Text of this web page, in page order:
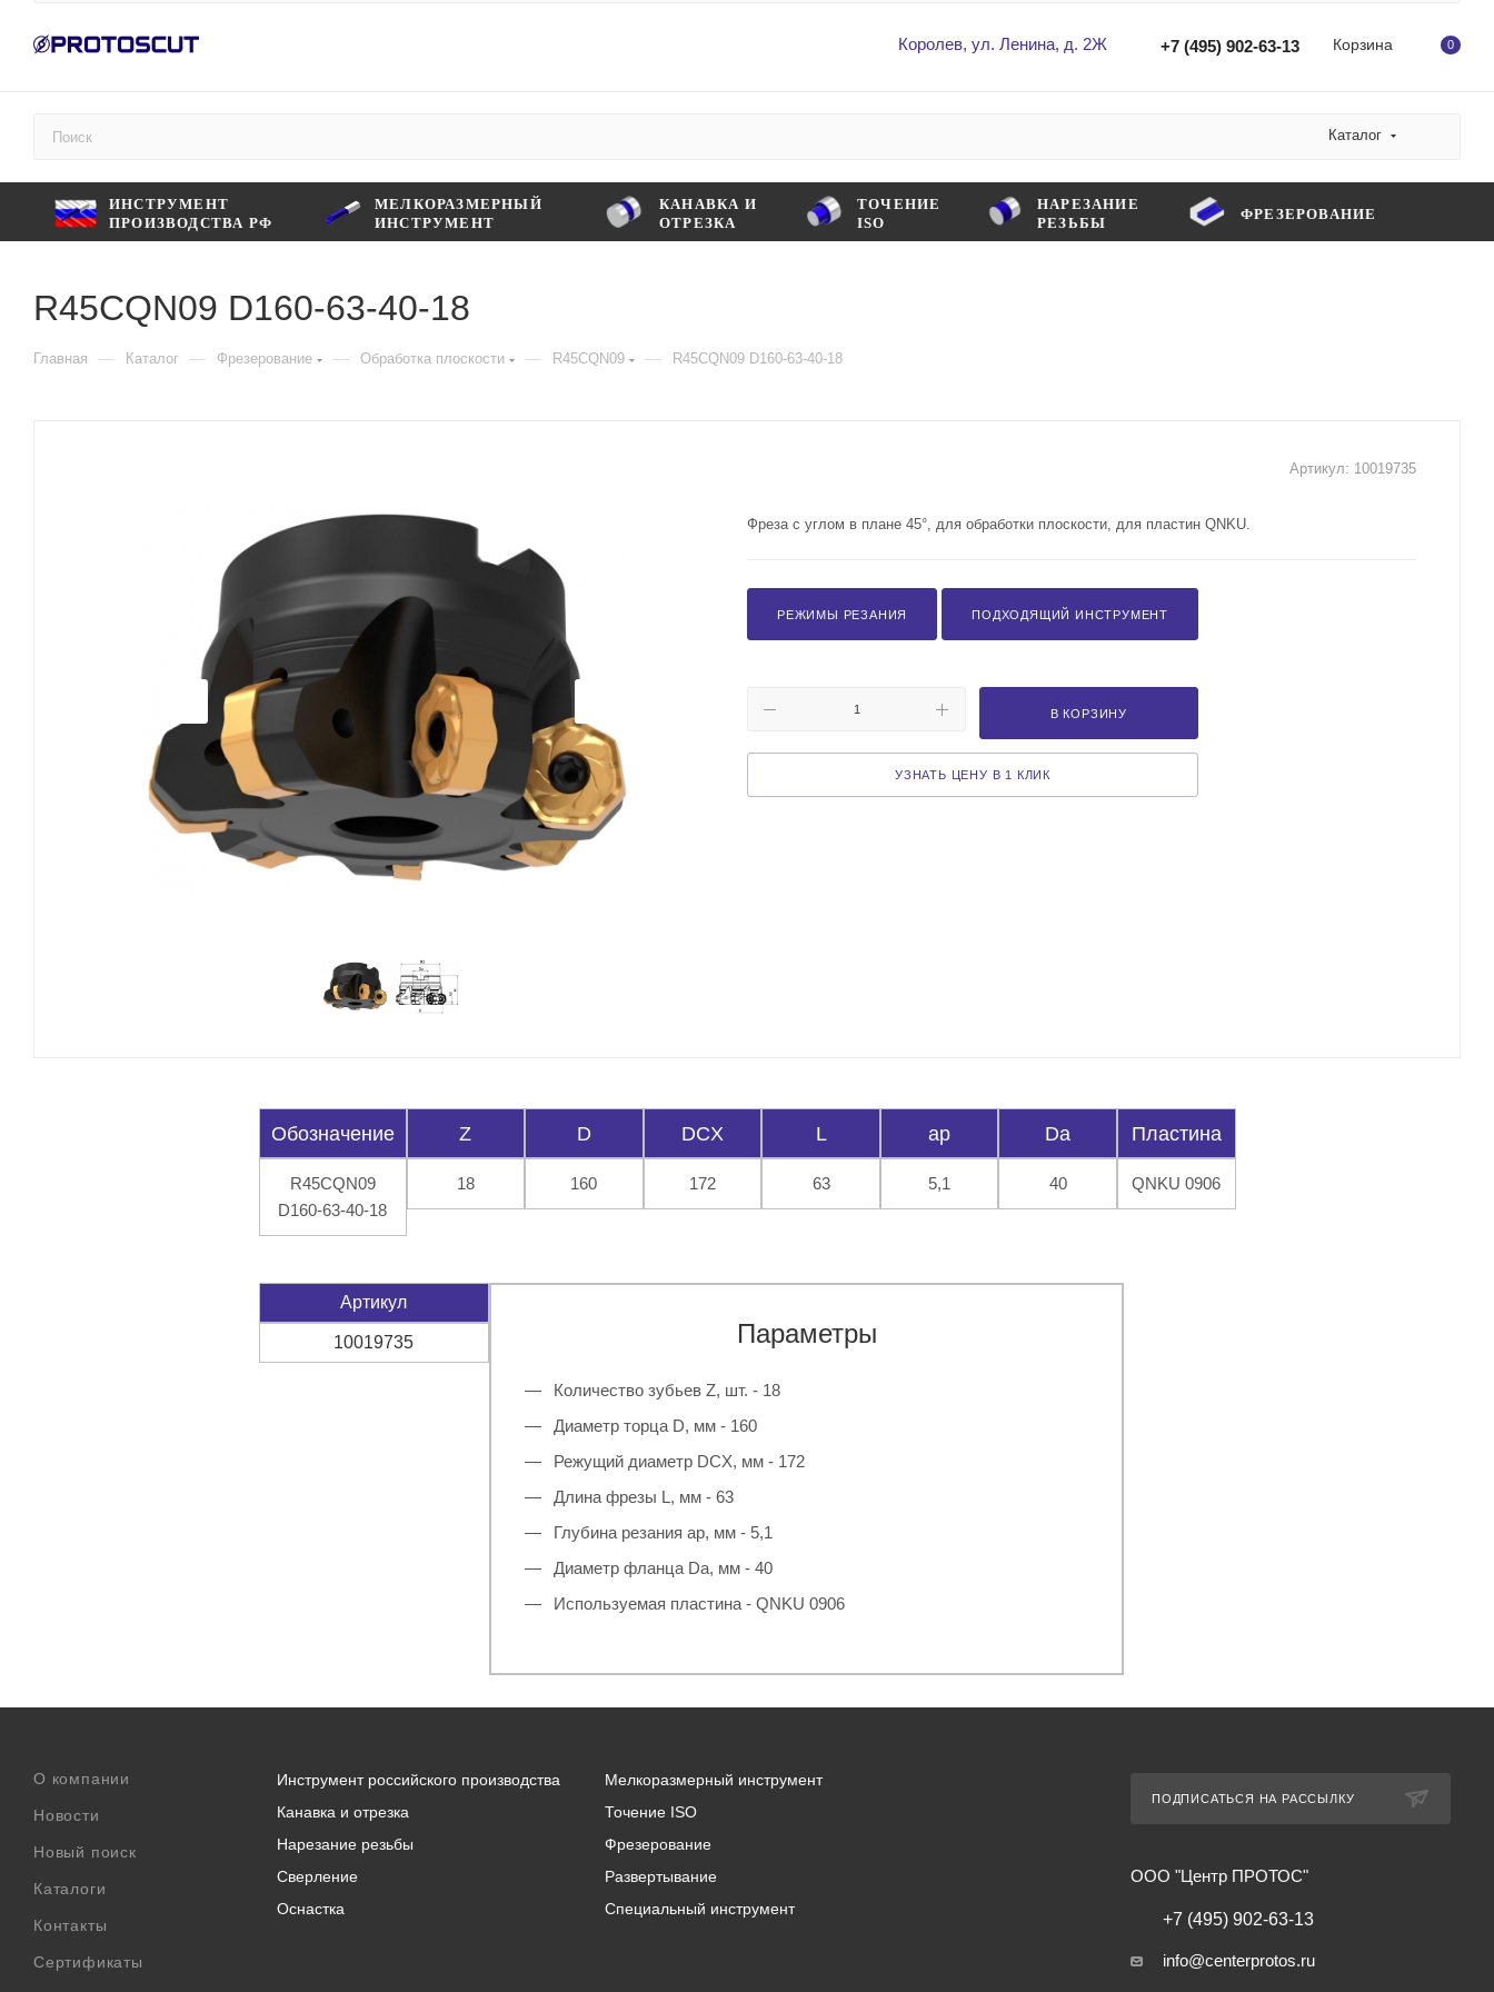
Королев, ул. Ленина, д. 2Ж +7 (495) 902-63-13 Корзина 0
Каталог
ИНСТРУМЕНТ
ПРОИЗВОДСТВА РФ
МЕЛКОРАЗМЕРНЫЙ
ИНСТРУМЕНТ
КАНАВКА И
ОТРЕЗКА
ТОЧЕНИЕ
ISO
НАРЕЗАНИЕ
РЕЗЬБЫ
ФРЕЗЕРОВАНИЕ
R45СQN09 D160-63-40-18
Главная — Каталог — Фрезерование — Обработка плоскости — R45СQN09 — R45СQN09 D160-63-40-18
Артикул: 10019735
Фреза с углом в плане 45°, для обработки плоскости, для пластин QNKU.
РЕЖИМЫ РЕЗАНИЯ ПОДХОДЯЩИЙ ИНСТРУМЕНТ
В КОРЗИНУ
УЗНАТЬ ЦЕНУ В 1 КЛИК
Обозначение
R45СQN09
D160-63-40-18
Z
18
D
160
DCX
172
L
63
ap
5,1
Da
40
Пластина
QNKU 0906
Артикул
10019735 Параметры
Количество зубьев Z, шт. - 18
Диаметр торца D, мм - 160
Режущий диаметр DCX, мм - 172
Длина фрезы L, мм - 63
Глубина резания ap, мм - 5,1
Диаметр фланца Da, мм - 40
Используемая пластина - QNKU 0906
О компании
Новости
Новый поиск
Каталоги
Контакты
Сертификаты
Инструмент российского производства
Мелкоразмерный инструмент
Канавка и отрезка
Точение ISO
Нарезание резьбы
Фрезерование
Сверление
Развертывание
Оснастка
Специальный инструмент
ПОДПИСАТЬСЯ НА РАССЫЛКУ
ООО "Центр ПРОТОС"
+7 (495) 902-63-13
info@centerprotos.ru